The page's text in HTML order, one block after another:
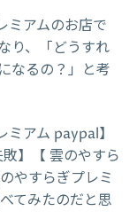
ミアムのお店で
り、「どうすれ
なるの？」と考
アム paypal】
】【 雲のやすら
やすらぎプレミ
てみたのだと思